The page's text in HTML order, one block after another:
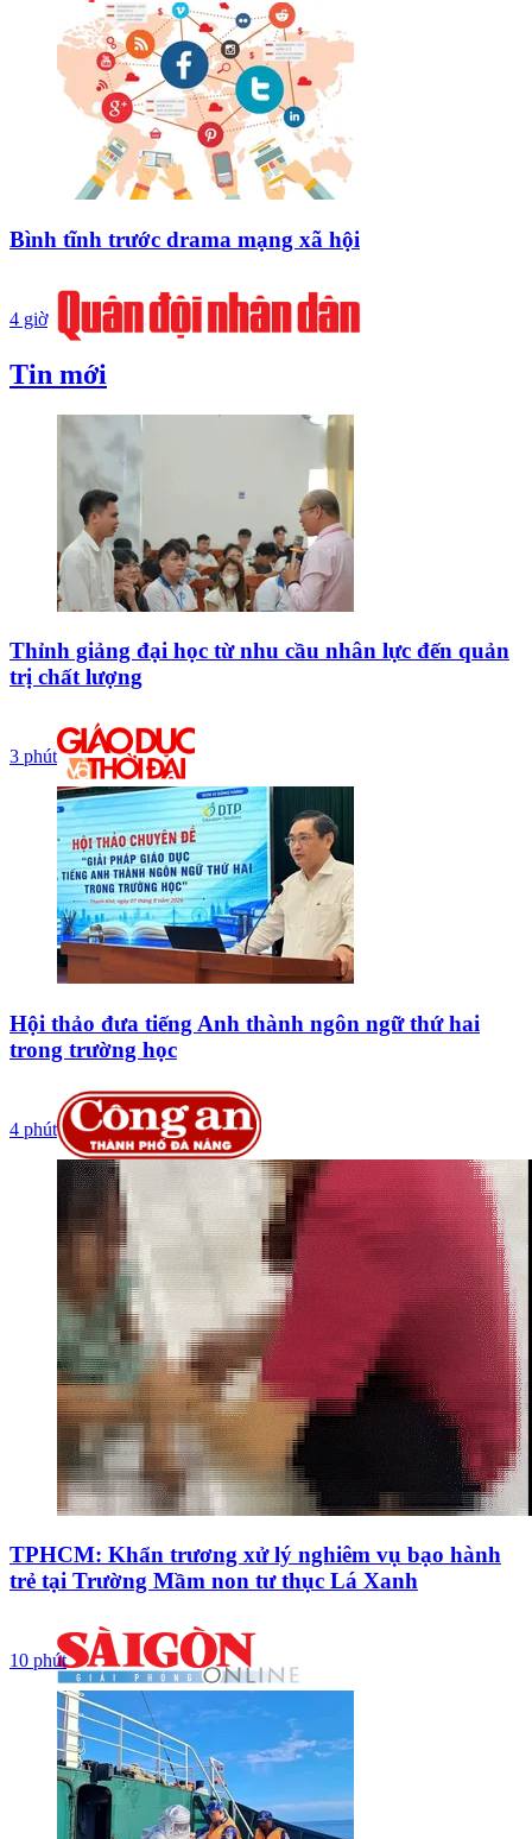
Bình tĩnh trước drama mạng xã hội
4 giờ
Tin mới
Thỉnh giảng đại học từ nhu cầu nhân lực đến quản
trị chất lượng
3 phút
Hội thảo đưa tiếng Anh thành ngôn ngữ thứ hai
trong trường học
4 phút
TPHCM: Khẩn trương xử lý nghiêm vụ bạo hành
trẻ tại Trường Mầm non tư thục Lá Xanh
10 phút